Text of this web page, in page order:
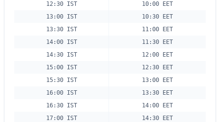
12:30 IST
10:00 EET
13:00 IST
10:30 EET
13:30 IST
11:00 EET
14:00 IST
11:30 EET
14:30 IST
12:00 EET
15:00 IST
12:30 EET
15:30 IST
13:00 EET
16:00 IST
13:30 EET
16:30 IST
14:00 EET
17:00 IST
14:30 EET